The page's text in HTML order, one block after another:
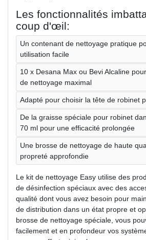
Les fonctionnalités
coup d'œil:
Un contenant de nettoyage pratique
utilisation facile
10 x Desana Max ou Bevi Alcaline
de nettoyage maximal
Adapté pour choisir la tête de robinet
De la graisse spéciale pour robinet
70 ml pour une efficacité prolongée
Une brosse de nettoyage de haute
propreté approfondie
Le kit de nettoyage Easy utilise des
de désinfection spéciaux avec des
qualité dont vous avez besoin pour
de distribution dans un état propre et
brosse de nettoyage spéciale, vous
facilement et en profondeur vos